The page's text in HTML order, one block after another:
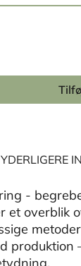
YDERLIGERE
-
et overblik
produktion